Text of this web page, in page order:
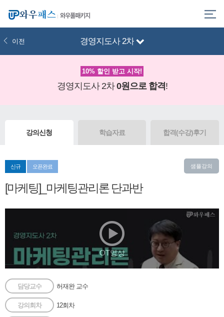
와우풀패키지
경영지도사 2차
이전
10% 할인 받고 시작!
경영지도사 2차0원으로 합격 !
강의신청 학습자료 합격(수강)후기
[마케팅]_마케팅관리론 단과반
신규 오픈완료 샘플강의
OT영상
담당교수 허재완 교수
강의회차 12회차